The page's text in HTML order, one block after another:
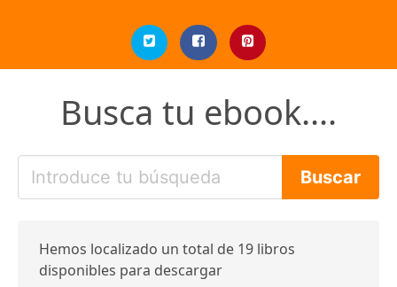
Busca tu ebook....
Hemos localizado un total de 19 libros
disponibles para descargar